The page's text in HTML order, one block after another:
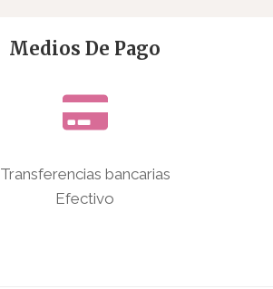
Medios De Pago
Transferencias bancarias
Efectivo